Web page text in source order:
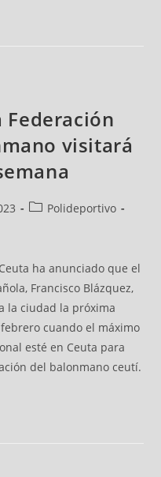
Federación
visitará
Polideportivo
ha anunciado que el
Francisco Blázquez,
la ciudad la próxima
cuando el máximo
esté en Ceuta para
del balonmano ceutí.